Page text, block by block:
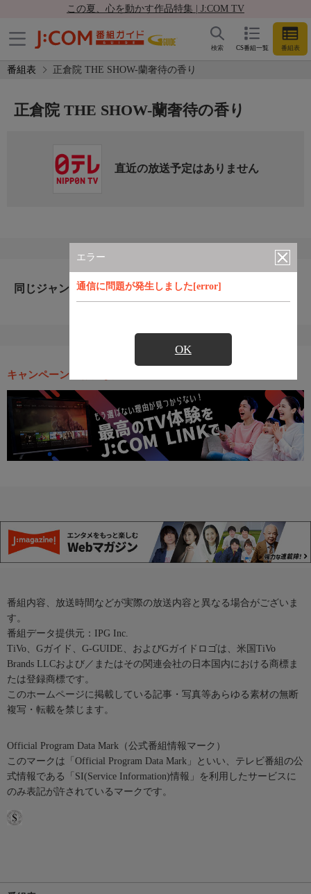
この夏、心を動かす作品特集 | J:COM TV
CS番組一覧 番組表
検索
番組表 正倉院 THE SHOW-蘭奢待の香り
エラー
通信に問題が発生しました[error]
OK
正倉院 THE SHOW-蘭奢待の香り
直近の放送予定はありません
同じジャンルのおすすめ番組
キャンペーン・お得な情報
番組内容、放送時間などが実際の放送内容と異なる場合がございま
す。
番組データ提供元：IPG Inc.
TiVo、Gガイド、G-GUIDE、およびGガイドロゴは、米国TiVo
Brands LLCおよび／またはその関連会社の日本国内における商標ま
たは登録商標です。
このホームページに掲載している記事・写真等あらゆる素材の無断
複写・転載を禁じます。
Official Program Data Mark（公式番組情報マーク）
このマークは「Official Program Data Mark」といい、テレビ番組の公
式情報である「SI(Service Information)情報」を利用したサービスに
のみ表記が許されているマークです。